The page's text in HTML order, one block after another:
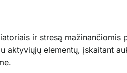
ir stresą
elementų, įskaitant